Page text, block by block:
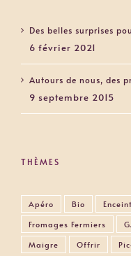
Des belles surprises
6 février 2021
Autours de nous, des
9 septembre 2015
THÈMES
Apéro Bio
Fromages Fermiers
Maigre
Offrir